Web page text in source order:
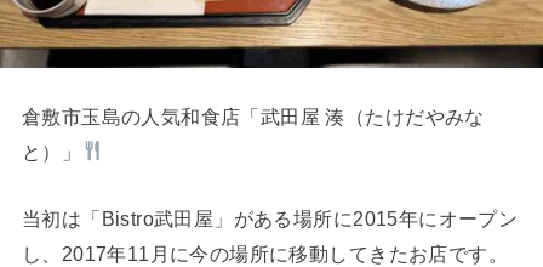
倉敷市玉島の人気和食店「武田屋 湊（たけだやみな
と）」
当初は「Bistro武田屋」がある場所に2015年にオープン
し、2017年11月に今の場所に移動してきたお店です。